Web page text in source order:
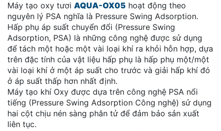
Máy tạo oxy tươi AQUA-OX05 hoạt động theo
nguyên lý PSA nghĩa là Pressure Swing Adsorption.
Hấp phụ áp suất chuyển đổi (Pressure Swing
Adsorption, PSA) là những công nghệ được sử dụng
để tách một hoặc một vài loại khí ra khỏi hỗn hợp, dựa
trên đặc tính của vật liệu hấp phụ là hấp phụ một/một
vài loại khí ở một áp suất cho trước và giải hấp khí đó
ở áp suất thấp hơn nhất định.
Máy tạo khí Oxy được dựa trên công nghệ PSA nổi
tiếng (Pressure Swing Adsorption Công nghệ) sử dụng
hai cột chịu nén sàng phân tử để đảm bảo sản xuất
liên tục.